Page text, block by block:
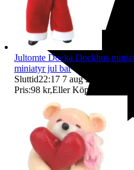
Jultomte Docka Dockhus
miniatyr jul bar
Sluttid22:17 7 aug 22:17
Pris:98 kr,Eller Köp nu